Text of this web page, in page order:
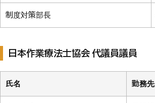
制度対策部長
日本作業療法士協会 代議員議員
氏名 勤務先